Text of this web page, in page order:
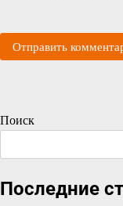
Поиск
Последние